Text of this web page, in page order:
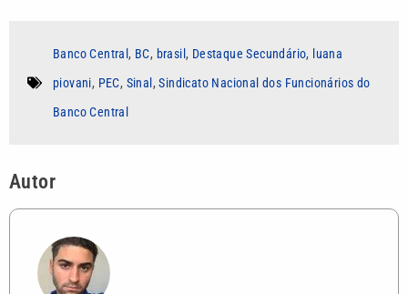
Banco Central , BC, brasil , Destaque Secundário, luana
piovani, PEC, Sinal ,Sindicato Nacional dos Funcionários do
Banco Central
Autor